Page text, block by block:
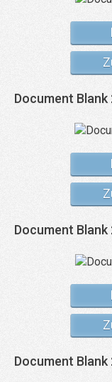
Document Blank
Document Blank
Document